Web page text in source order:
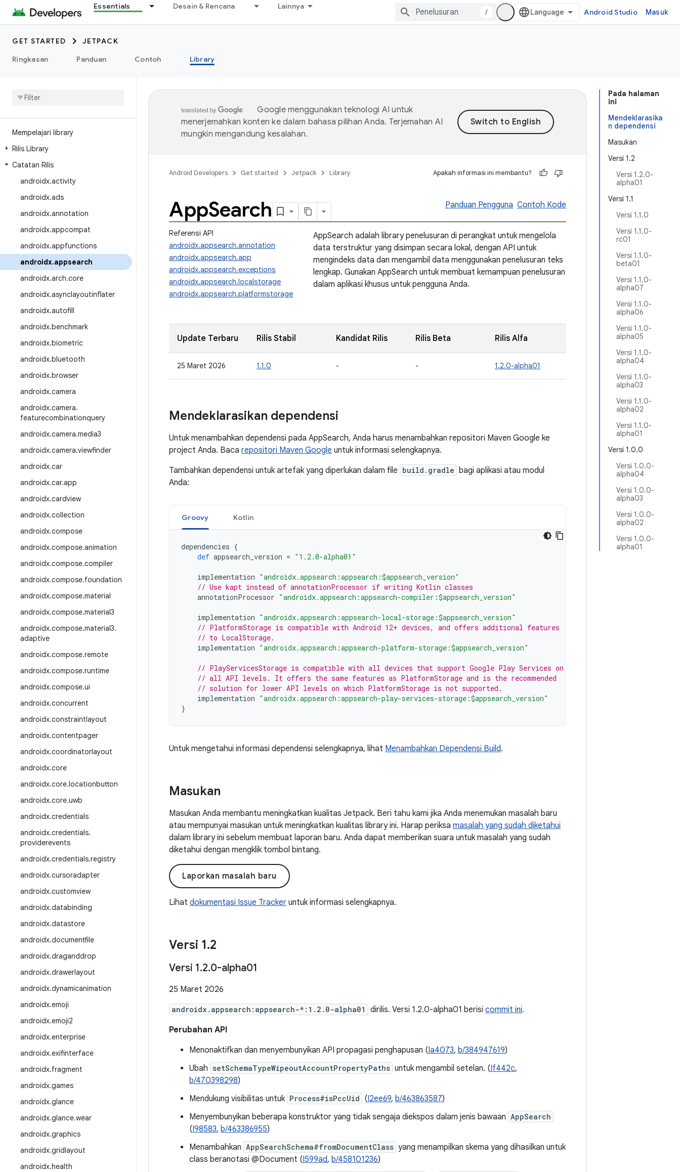
Essentials Desain & Rencana Lainnya
/ Android Studio Masuk
GET STARTED
JETPACK
Ringkasan
Panduan Contoh Library
Mempelajari library
Rilis Library
Catatan Rilis
androidx.activity
androidx.ads
androidx.annotation
androidx.appcompat
androidx.appfunctions
androidx.appsearch
androidx.arch.core
androidx.asynclayoutinflater
androidx.autofill
androidx.benchmark
androidx.biometric
androidx.bluetooth
androidx.browser
androidx.camera
androidx.camera.
featurecombinationquery
androidx.camera.media3
androidx.camera.viewfinder
androidx.car
androidx.car.app
androidx.cardview
androidx.collection
androidx.compose
androidx.compose.animation
androidx.compose.compiler
androidx.compose.foundation
androidx.compose.material
androidx.compose.material3
androidx.compose.material3.
adaptive
androidx.compose.remote
androidx.compose.runtime
androidx.compose.ui
androidx.concurrent
androidx.constraintlayout
androidx.contentpager
androidx.coordinatorlayout
androidx.core
androidx.core.locationbutton
androidx.core.uwb
androidx.credentials
androidx.credentials.
providerevents
androidx.credentials.registry
androidx.cursoradapter
androidx.customview
androidx.databinding
androidx.datastore
androidx.documentfile
androidx.draganddrop
androidx.drawerlayout
androidx.dynamicanimation
androidx.emoji
androidx.emoji2
androidx.enterprise
androidx.exifinterface
androidx.fragment
androidx.games
androidx.glance
androidx.glance.wear
androidx.graphics
androidx.gridlayout
androidx.health
Pada halaman
ini
Mendeklarasika
n dependensi
Masukan
Versi 1.2
Versi 1.2.0-
alpha01
Versi 1.1
Versi 1.1.0
Versi 1.1.0-
rc01
Versi 1.1.0-
beta01
Versi 1.1.0-
alpha07
Versi 1.1.0-
alpha06
Versi 1.1.0-
alpha05
Versi 1.1.0-
alpha04
Versi 1.1.0-
alpha03
Versi 1.1.0-
alpha02
Versi 1.1.0-
alpha01
Versi 1.0.0
Versi 1.0.0-
alpha04
Versi 1.0.0-
alpha03
Versi 1.0.0-
alpha02
Versi 1.0.0-
alpha01
Google menggunakan teknologi AI untuk
menerjemahkan konten ke dalam bahasa pilihan Anda. Terjemahan AI
mungkin mengandung kesalahan.
Android Developers Get started Jetpack Library Apakah informasi ini membantu?
AppSearch Panduan Pengguna Contoh Kode
Referensi API
androidx.appsearch.annotation
androidx.appsearch.app
androidx.appsearch.exceptions
androidx.appsearch.localstorage
androidx.appsearch.platformstorage
AppSearch adalah library penelusuran di perangkat untuk mengelola
data terstruktur yang disimpan secara lokal, dengan API untuk
mengindeks data dan mengambil data menggunakan penelusuran teks
lengkap. Gunakan AppSearch untuk membuat kemampuan penelusuran
dalam aplikasi khusus untuk pengguna Anda.
Update Terbaru Rilis Stabil Kandidat Rilis Rilis Beta Rilis Alfa
25 Maret 2026 1.1.0 - - 1.2.0-alpha01
Mendeklarasikan dependensi
Untuk menambahkan dependensi pada AppSearch, Anda harus menambahkan repositori Maven Google ke
project Anda. Baca repositori Maven Google untuk informasi selengkapnya.
Tambahkan dependensi untuk artefak yang diperlukan dalam file build.gradle bagi aplikasi atau modul
Anda:
Groovy Kotlin
dependencies {
def appsearch_version = "1.2.0-alpha01"
implementation "androidx.appsearch:appsearch:$appsearch_version"
// Use kapt instead of annotationProcessor if writing Kotlin classes
annotationProcessor "androidx.appsearch:appsearch-compiler:$appsearch_version"
implementation "androidx.appsearch:appsearch-local-storage:$appsearch_version"
// PlatformStorage is compatible with Android 12+ devices, and offers additional features
// to LocalStorage.
implementation "androidx.appsearch:appsearch-platform-storage:$appsearch_version"
// PlayServicesStorage is compatible with all devices that support Google Play Services on
// all API levels. It offers the same features as PlatformStorage and is the recommended
// solution for lower API levels on which PlatformStorage is not supported.
implementation "androidx.appsearch:appsearch-play-services-storage:$appsearch_version"
}
Untuk mengetahui informasi dependensi selengkapnya, lihat Menambahkan Dependensi Build.
Masukan
Masukan Anda membantu meningkatkan kualitas Jetpack. Beri tahu kami jika Anda menemukan masalah baru
atau mempunyai masukan untuk meningkatkan kualitas library ini. Harap periksa masalah yang sudah diketahui
dalam library ini sebelum membuat laporan baru. Anda dapat memberikan suara untuk masalah yang sudah
diketahui dengan mengklik tombol bintang.
Laporkan masalah baru
Lihat dokumentasi Issue Tracker untuk informasi selengkapnya.
Versi 1.2
Versi 1.2.0-alpha01
25 Maret 2026
androidx.appsearch:appsearch-*:1.2.0-alpha01 dirilis. Versi 1.2.0-alpha01 berisi commit ini.
Perubahan API
Menonaktifkan dan menyembunyikan API propagasi penghapusan (Ia4073, b/384947619)
Ubah setSchemaTypeWipeoutAccountPropertyPaths untuk mengambil setelan. (If442c,
b/470398298)
Mendukung visibilitas untuk Process#isPccUid (I2ee69, b/463863587)
Menyembunyikan beberapa konstruktor yang tidak sengaja diekspos dalam jenis bawaan AppSearch
(I98583, b/463386955)
Menambahkan AppSearchSchema#fromDocumentClass yang menampilkan skema yang dihasilkan untuk
class beranotasi @Document (I599ad, b/458101236)